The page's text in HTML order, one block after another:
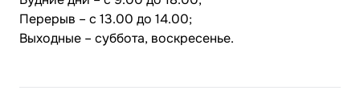
Перерыв – с 13.00 до 14.00;
Выходные – суббота, воскресенье.